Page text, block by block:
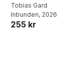
Tobias Gard
Inbunden, 2026
255 kr